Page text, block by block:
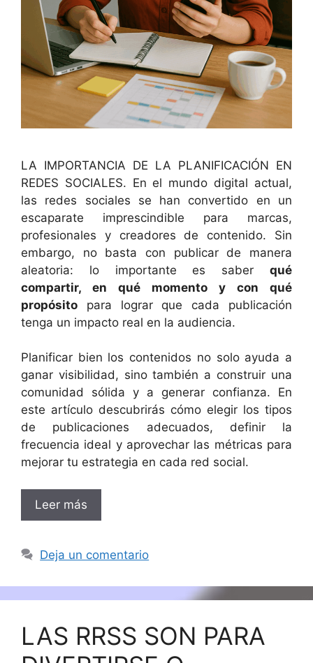
LA IMPORTANCIA DE LA PLANIFICACIÓN EN
REDES SOCIALES. En el mundo digital actual,
las redes sociales se han convertido en un
escaparate imprescindible para marcas,
profesionales y creadores de contenido. Sin
embargo, no basta con publicar de manera
aleatoria: lo importante es saber qué
compartir, en qué momento y con qué
propósito para lograr que cada publicación
tenga un impacto real en la audiencia.
Planificar bien los contenidos no solo ayuda a
ganar visibilidad, sino también a construir una
comunidad sólida y a generar confianza. En
este artículo descubrirás cómo elegir los tipos
de publicaciones adecuados, definir la
frecuencia ideal y aprovechar las métricas para
mejorar tu estrategia en cada red social.
Leer más
Deja un comentario
LAS RRSS SON PARA